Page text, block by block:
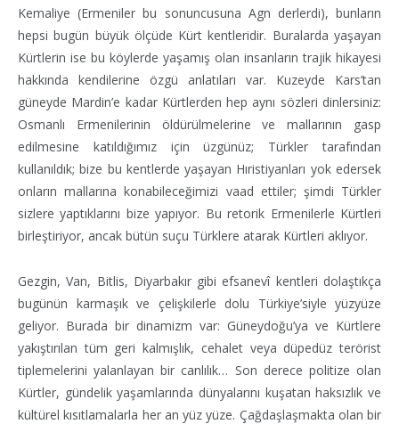
Kemaliye (Ermeniler bu sonuncusuna Agn derlerdi), bunların
hepsi bugün büyük ölçüde Kürt kentleridir. Buralarda yaşayan
Kürtlerin ise bu köylerde yaşamış olan insanların trajik hikayesi
hakkında kendilerine özgü anlatıları var. Kuzeyde Kars’tan
güneyde Mardin’e kadar Kürtlerden hep aynı sözleri dinlersiniz:
Osmanlı Ermenilerinin öldürülmelerine ve mallarının gasp
edilmesine katıldığımız için üzgünüz; Türkler tarafından
kullanıldık; bize bu kentlerde yaşayan Hıristiyanları yok edersek
onların mallarına konabileceğimizi vaad ettiler; şimdi Türkler
sizlere yaptıklarını bize yapıyor. Bu retorik Ermenilerle Kürtleri
birleştiriyor, ancak bütün suçu Türklere atarak Kürtleri aklıyor.
Gezgin, Van, Bitlis, Diyarbakır gibi efsanevî kentleri dolaştıkça
bugünün karmaşık ve çelişkilerle dolu Türkiye’siyle yüzyüze
geliyor. Burada bir dinamizm var: Güneydoğu’ya ve Kürtlere
yakıştırılan tüm geri kalmışlık, cehalet veya düpedüz terörist
tiplemelerini yalanlayan bir canlılık… Son derece politize olan
Kürtler, gündelik yaşamlarında dünyalarını kuşatan haksızlık ve
kültürel kısıtlamalarla her an yüz yüze. Çağdaşlaşmakta olan bir